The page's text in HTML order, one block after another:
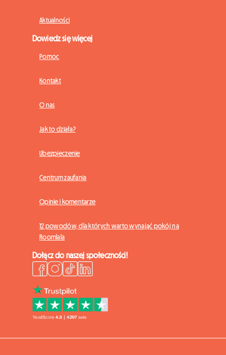
Aktualności
Dowiedz się więcej
Pomoc
Kontakt
O nas
Jak to działa?
Ubezpieczenie
Centrum zaufania
Opinie i komentarze
12 powodów, dla których warto wynająć pokój na
Roomlala
Dołącz do naszej społeczności!